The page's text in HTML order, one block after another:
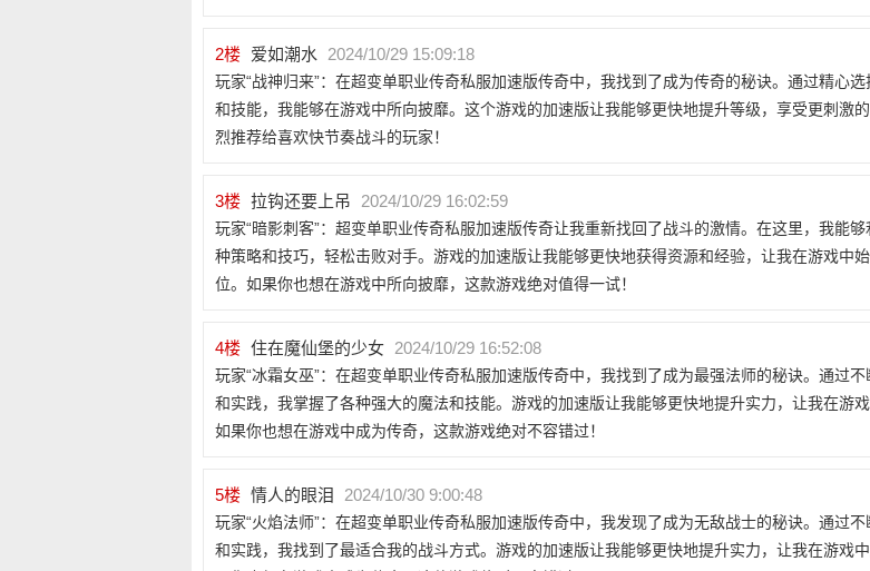
2楼 爱如潮水 2024/10/29 15:09:18
玩家“战神归来”：在超变单职业传奇私服加速版传奇中，我找到了成为传奇的秘诀。通过精心选
和技能，我能够在游戏中所向披靡。这个游戏的加速版让我能够更快地提升等级，享受更刺激
烈推荐给喜欢快节奏战斗的玩家！
3楼 拉钩还要上吊 2024/10/29 16:02:59
玩家“暗影刺客”：超变单职业传奇私服加速版传奇让我重新找回了战斗的激情。在这里，我能够
种策略和技巧，轻松击败对手。游戏的加速版让我能够更快地获得资源和经验，让我在游戏中
位。如果你也想在游戏中所向披靡，这款游戏绝对值得一试！
4楼 住在魔仙堡的少女 2024/10/29 16:52:08
玩家“冰霜女巫”：在超变单职业传奇私服加速版传奇中，我找到了成为最强法师的秘诀。通过不
和实践，我掌握了各种强大的魔法和技能。游戏的加速版让我能够更快地提升实力，让我在游戏
如果你也想在游戏中成为传奇，这款游戏绝对不容错过！
5楼 情人的眼泪 2024/10/30 9:00:48
玩家“火焰法师”：在超变单职业传奇私服加速版传奇中，我发现了成为无敌战士的秘诀。通过不
和实践，我找到了最适合我的战斗方式。游戏的加速版让我能够更快地提升实力，让我在游戏